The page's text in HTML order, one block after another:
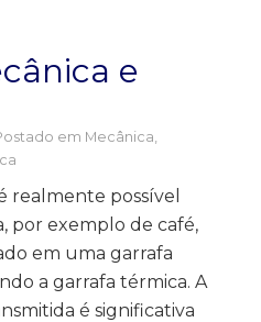
e
em Mecânica
realmente possível
por exemplo de café,
em uma garrafa
a garrafa térmica. A
é significativa